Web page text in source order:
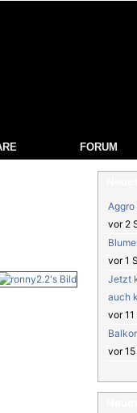
FORUM
vor 2
vor 1
Jetzt
auch
vor
vor